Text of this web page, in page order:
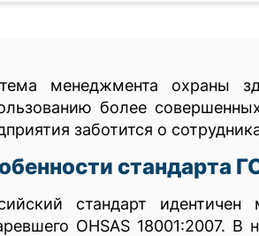
менеджмента охраны
более
заботится о
стандарта
стандарт
OHSAS 18001:2007.